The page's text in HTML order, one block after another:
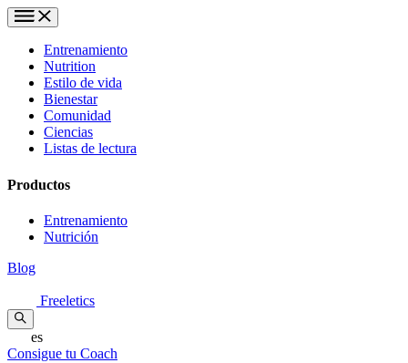
Entrenamiento
Nutrition
Estilo de vida
Bienestar
Comunidad
Ciencias
Listas de lectura
Productos
Entrenamiento
Nutrición
Blog
Freeletics
es
Consigue tu Coach